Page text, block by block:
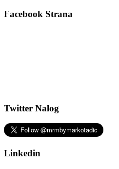
Facebook Strana
Twitter Nalog
Linkedin